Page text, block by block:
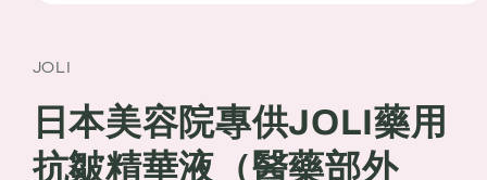
in
modal
JOLI
日本美容院專供JOLI藥用
抗皺精華液（醫藥部外